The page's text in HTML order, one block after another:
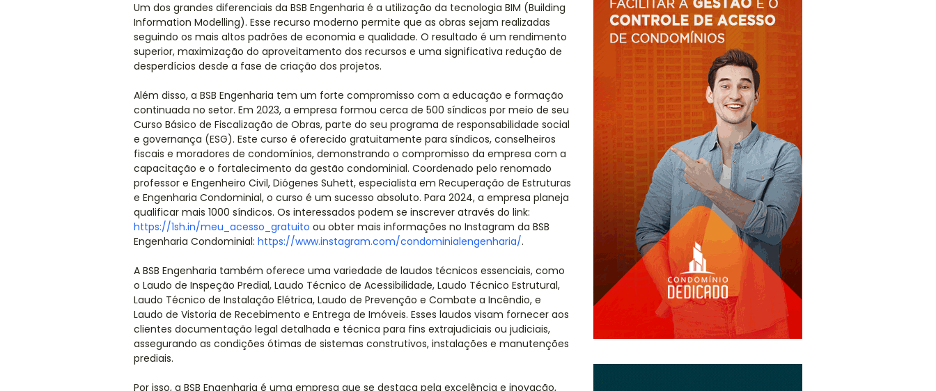
Um dos grandes diferenciais da BSB Engenharia é a utilização da tecnologia BIM (Building
Information Modelling). Esse recurso moderno permite que as obras sejam realizadas
seguindo os mais altos padrões de economia e qualidade. O resultado é um rendimento
superior, maximização do aproveitamento dos recursos e uma significativa redução de
desperdícios desde a fase de criação dos projetos.
Além disso, a BSB Engenharia tem um forte compromisso com a educação e formação
continuada no setor. Em 2023, a empresa formou cerca de 500 síndicos por meio de seu
Curso Básico de Fiscalização de Obras, parte do seu programa de responsabilidade social
e governança (ESG). Este curso é oferecido gratuitamente para síndicos, conselheiros
fiscais e moradores de condomínios, demonstrando o compromisso da empresa com a
capacitação e o fortalecimento da gestão condominial. Coordenado pelo renomado
professor e Engenheiro Civil, Diógenes Suhett, especialista em Recuperação de Estruturas
e Engenharia Condominial, o curso é um sucesso absoluto. Para 2024, a empresa planeja
qualificar mais 1000 síndicos. Os interessados podem se inscrever através do link:
https://1sh.in/meu_acesso_gratuito ou obter mais informações no Instagram da BSB
Engenharia Condominial: https://www.instagram.com/condominialengenharia/.
A BSB Engenharia também oferece uma variedade de laudos técnicos essenciais, como
o Laudo de Inspeção Predial, Laudo Técnico de Acessibilidade, Laudo Técnico Estrutural,
Laudo Técnico de Instalação Elétrica, Laudo de Prevenção e Combate a Incêndio, e
Laudo de Vistoria de Recebimento e Entrega de Imóveis. Esses laudos visam fornecer aos
clientes documentação legal detalhada e técnica para fins extrajudiciais ou judiciais,
assegurando as condições ótimas de sistemas construtivos, instalações e manutenções
prediais.
Por isso, a BSB Engenharia é uma empresa que se destaca pela excelência e inovação,